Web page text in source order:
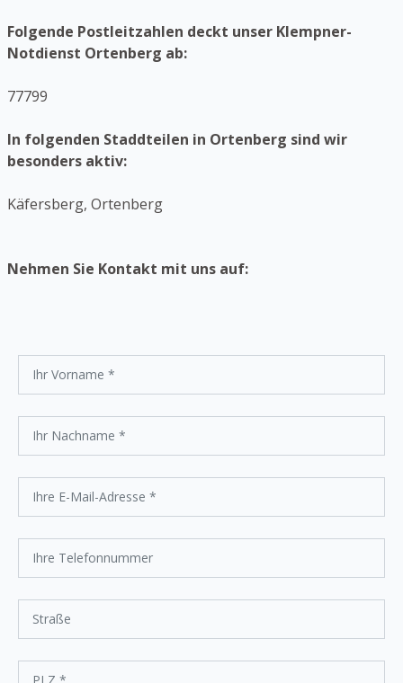
Folgende Postleitzahlen deckt unser Klempner-
Notdienst Ortenberg ab:
77799
In folgenden Staddteilen in Ortenberg sind wir
besonders aktiv:
Käfersberg, Ortenberg
Nehmen Sie Kontakt mit uns auf: